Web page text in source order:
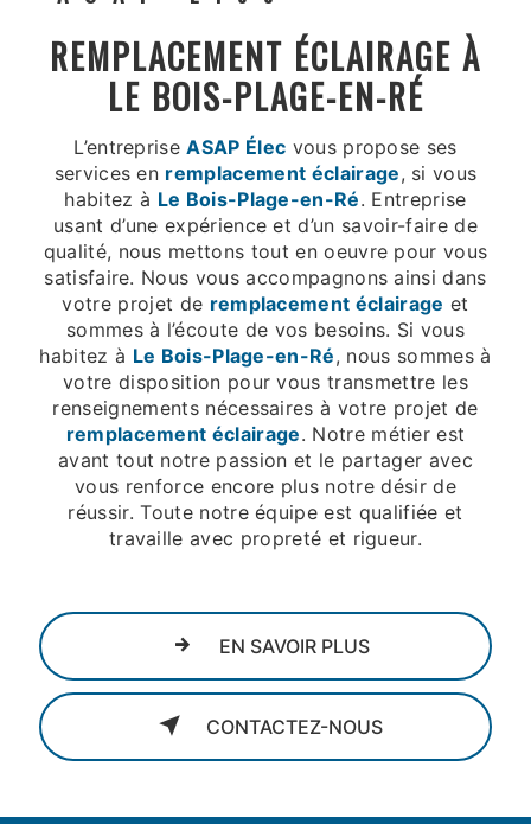
REMPLACEMENT ÉCLAIRAGE À
LE BOIS-PLAGE-EN-RÉ
L’entrepriseASAP Élec vous propose ses
services en remplacement éclairage, si vous
habitez à Le Bois-Plage-en-Ré. Entreprise
usant d’une expérience et d’un savoir-faire de
qualité, nous mettons tout en oeuvre pour vous
satisfaire. Nous vous accompagnons ainsi dans
votre projet de remplacement éclairage et
sommes à l’écoute de vos besoins. Si vous
habitez à Le Bois-Plage-en-Ré, nous sommes à
votre disposition pour vous transmettre les
renseignements nécessaires à votre projet de
remplacement éclairage. Notre métier est
avant tout notre passion et le partager avec
vous renforce encore plus notre désir de
réussir. Toute notre équipe est qualifiée et
travaille avec propreté et rigueur.
EN SAVOIR PLUS
CONTACTEZ-NOUS